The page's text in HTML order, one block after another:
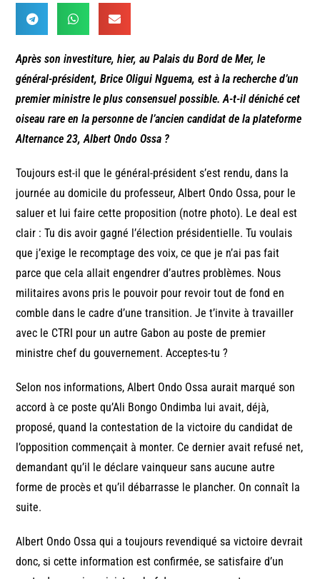
Après son investiture, hier, au Palais du Bord de Mer, le
général-président, Brice Oligui Nguema, est à la recherche d’un
premier ministre le plus consensuel possible. A-t-il déniché cet
oiseau rare en la personne de l’ancien candidat de la plateforme
Alternance 23, Albert Ondo Ossa ?
Toujours est-il que le général-président s’est rendu, dans la
journée au domicile du professeur, Albert Ondo Ossa, pour le
saluer et lui faire cette proposition (notre photo). Le deal est
clair : Tu dis avoir gagné l’élection présidentielle. Tu voulais
que j’exige le recomptage des voix, ce que je n’ai pas fait
parce que cela allait engendrer d’autres problèmes. Nous
militaires avons pris le pouvoir pour revoir tout de fond en
comble dans le cadre d’une transition. Je t’invite à travailler
avec le CTRI pour un autre Gabon au poste de premier
ministre chef du gouvernement. Acceptes-tu ?
Selon nos informations, Albert Ondo Ossa aurait marqué son
accord à ce poste qu’Ali Bongo Ondimba lui avait, déjà,
proposé, quand la contestation de la victoire du candidat de
l’opposition commençait à monter. Ce dernier avait refusé net,
demandant qu’il le déclare vainqueur sans aucune autre
forme de procès et qu’il débarrasse le plancher. On connaît la
suite.
Albert Ondo Ossa qui a toujours revendiqué sa victoire devrait
donc, si cette information est confirmée, se satisfaire d’un